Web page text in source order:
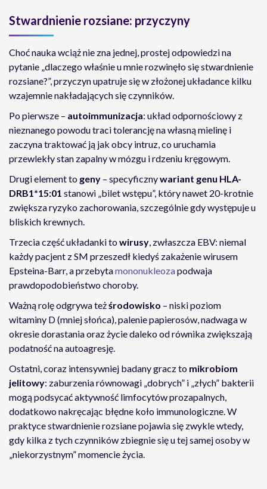
Stwardnienie rozsiane: przyczyny
Choć nauka wciąż nie zna jednej, prostej odpowiedzi na
pytanie „dlaczego właśnie u mnie rozwinęło się stwardnienie
rozsiane?”, przyczyn upatruje się w złożonej układance kilku
wzajemnie nakładających się czynników.
Po pierwsze – autoimmunizacja: układ odpornościowy z
nieznanego powodu traci tolerancję na własną mielinę i
zaczyna traktować ją jak obcy intruz, co uruchamia
przewlekły stan zapalny w mózgu i rdzeniu kręgowym.
Drugi element to geny – specyficznywariant genu HLA-
DRB1*15:01 stanowi „bilet wstępu”, który nawet 20-krotnie
zwiększa ryzyko zachorowania, szczególnie gdy występuje u
bliskich krewnych.
Trzecia część układanki towirusy, zwłaszcza EBV: niemal
każdy pacjent z SM przeszedł kiedyś zakażenie wirusem
Epsteina-Barr, a przebytamononukleozapodwaja
prawdopodobieństwo choroby.
Ważną rolę odgrywa teżśrodowisko – niski poziom
witaminy D (mniej słońca), palenie papierosów, nadwaga w
okresie dorastania oraz życie daleko od równika zwiększają
podatność na autoagresję.
Ostatni, coraz intensywniej badany gracz to mikrobiom
jelitowy: zaburzenia równowagi „dobrych” i „złych” bakterii
mogą podsycać aktywność limfocytów prozapalnych,
dodatkowo nakręcając błędne koło immunologiczne. W
praktyce stwardnienie rozsiane pojawia się zwykle wtedy,
gdy kilka z tych czynników zbiegnie się u tej samej osoby w
„niekorzystnym” momencie życia.